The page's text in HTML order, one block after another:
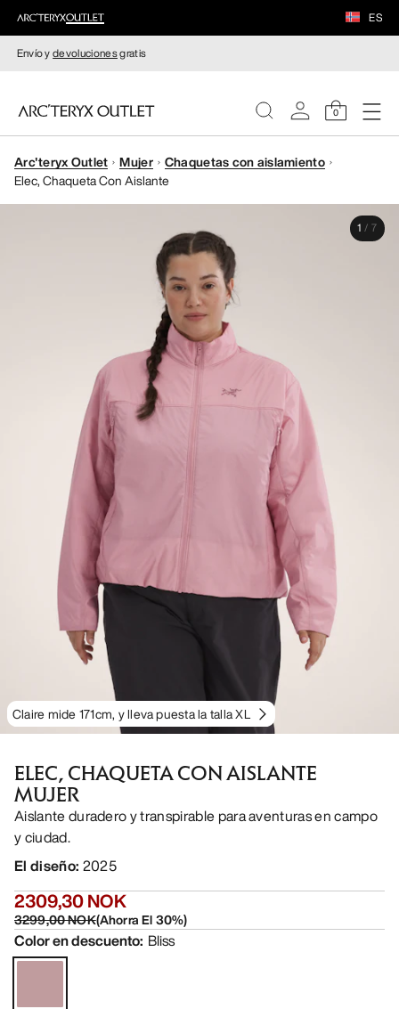
ES
Envío ydevolucionesgratis
0
MUJERE
Arc'teryx Outlet Mujer
Chaquetas con aislamiento
Elec, Chaqueta Con Aislante
Claire mide 171cm, y lleva puesta la talla XL
1 / 7
ELEC, CHAQUETA CON AISLANTE
MUJER
Aislante duradero y transpirable para aventuras en campo
y ciudad.
El diseño: 2025
2309,30 NOK
3299,00 NOK(Ahorra El30%)
Color en descuento: Bliss